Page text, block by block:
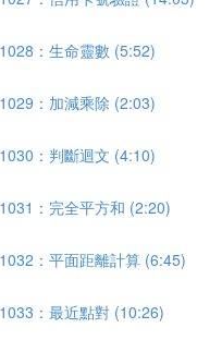
：生命靈數 (5:52)
：加減乘除 (2:03)
：判斷迴文 (4:10)
：完全平方和 (2:20)
：平面距離計算 (6:45)
：最近點對 (10:26)